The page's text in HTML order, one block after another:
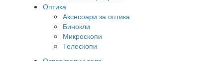
Оптика
Аксесоари за оптика
Бинокли
Микроскопи
Телескопи